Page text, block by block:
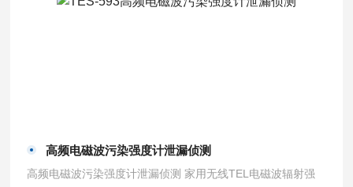
高频电磁波污染强度计泄漏侦测
高频电磁波污染强度计泄漏侦测 家用无线TEL电磁波辐射强